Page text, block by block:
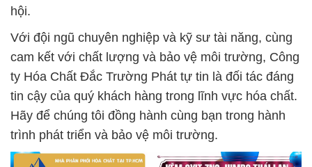
hội.
Với đội ngũ chuyên nghiệp và kỹ sư tài năng, cùng
cam kết với chất lượng và bảo vệ môi trường, Công
ty Hóa Chất Đắc Trường Phát tự tin là đối tác đáng
tin cậy của quý khách hàng trong lĩnh vực hóa chất.
Hãy để chúng tôi đồng hành cùng bạn trong hành
trình phát triển và bảo vệ môi trường.